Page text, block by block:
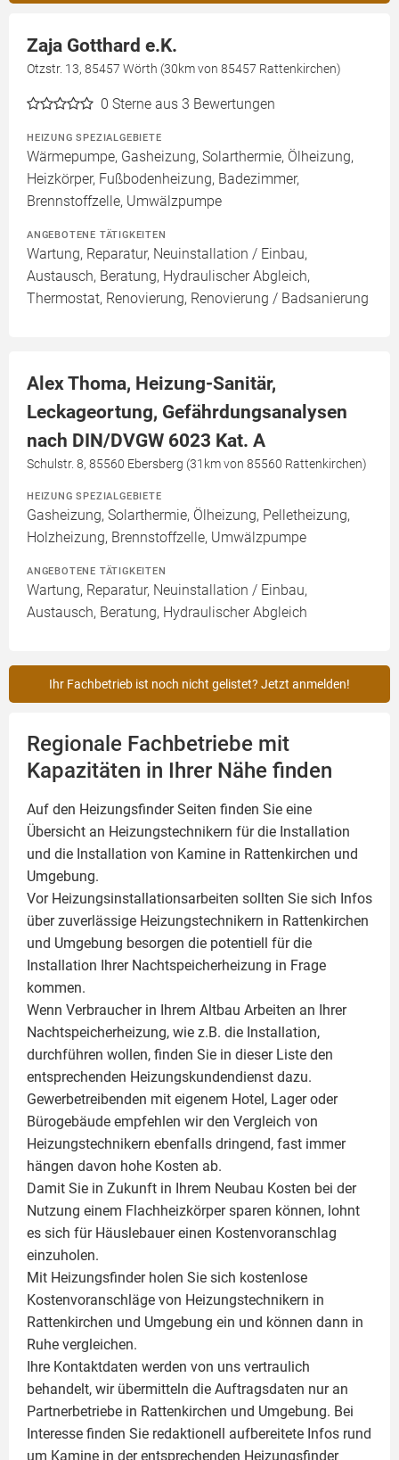
Zaja Gotthard e.K.
Otzstr. 13, 85457 Wörth (30km von 85457 Rattenkirchen)
0 Sterne aus 3 Bewertungen
HEIZUNG SPEZIALGEBIETE
Wärmepumpe, Gasheizung, Solarthermie, Ölheizung,
Heizkörper, Fußbodenheizung, Badezimmer,
Brennstoffzelle, Umwälzpumpe
ANGEBOTENE TÄTIGKEITEN
Wartung, Reparatur, Neuinstallation / Einbau,
Austausch, Beratung, Hydraulischer Abgleich,
Thermostat, Renovierung, Renovierung / Badsanierung
Alex Thoma, Heizung-Sanitär,
Leckageortung, Gefährdungsanalysen
nach DIN/DVGW 6023 Kat. A
Schulstr. 8, 85560 Ebersberg (31km von 85560 Rattenkirchen)
HEIZUNG SPEZIALGEBIETE
Gasheizung, Solarthermie, Ölheizung, Pelletheizung,
Holzheizung, Brennstoffzelle, Umwälzpumpe
ANGEBOTENE TÄTIGKEITEN
Wartung, Reparatur, Neuinstallation / Einbau,
Austausch, Beratung, Hydraulischer Abgleich
Ihr Fachbetrieb ist noch nicht gelistet? Jetzt anmelden!
Regionale Fachbetriebe mit
Kapazitäten in Ihrer Nähe finden
Auf den Heizungsfinder Seiten finden Sie eine
Übersicht an Heizungstechnikern für die Installation
und die Installation von Kamine in Rattenkirchen und
Umgebung.
Vor Heizungsinstallationsarbeiten sollten Sie sich Infos
über zuverlässige Heizungstechnikern in Rattenkirchen
und Umgebung besorgen die potentiell für die
Installation Ihrer Nachtspeicherheizung in Frage
kommen.
Wenn Verbraucher in Ihrem Altbau Arbeiten an Ihrer
Nachtspeicherheizung, wie z.B. die Installation,
durchführen wollen, finden Sie in dieser Liste den
entsprechenden Heizungskundendienst dazu.
Gewerbetreibenden mit eigenem Hotel, Lager oder
Bürogebäude empfehlen wir den Vergleich von
Heizungstechnikern ebenfalls dringend, fast immer
hängen davon hohe Kosten ab.
Damit Sie in Zukunft in Ihrem Neubau Kosten bei der
Nutzung einem Flachheizkörpersparen können, lohnt
es sich für Häuslebauer einen Kostenvoranschlag
einzuholen.
Mit Heizungsfinder holen Sie sich kostenlose
Kostenvoranschläge von Heizungstechnikern in
Rattenkirchen und Umgebung ein und können dann in
Ruhe vergleichen.
Ihre Kontaktdaten werden von uns vertraulich
behandelt, wir übermitteln die Auftragsdaten nur an
Partnerbetriebe in Rattenkirchen und Umgebung. Bei
Interesse finden Sie redaktionell aufbereitete Infos rund
um Kamine in der entsprechenden Heizungsfinder